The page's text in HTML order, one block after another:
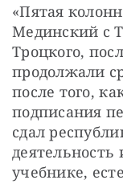
«Пятая
Мединский с
Троцкого,
продолжали
после того,
подписания
сдал
деятельность
учебнике,